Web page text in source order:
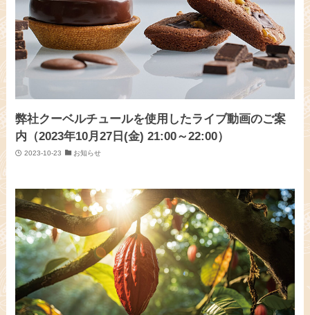
弊社クーベルチュールを使用したライブ動画のご案
内（2023年10月27日(金) 21:00～22:00）
2023-10-23 お知らせ